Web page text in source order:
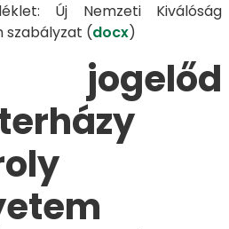
Új Nemzeti Kiválóság
szabályzat (docx)